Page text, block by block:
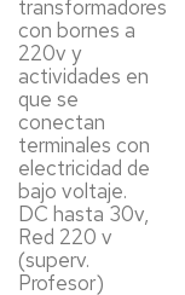
transformadores
con bornes a
220v y
actividades en
que se
conectan
terminales con
electricidad de
bajo voltaje.
DC hasta 30v,
Red 220 v
(superv.
Profesor)